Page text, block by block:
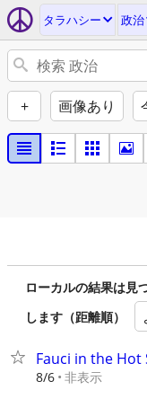
タラハシー 政治
+ 画像あり
ローカルの結果は見
します（距離順）
Fauci in the Hot
8/6 非表示